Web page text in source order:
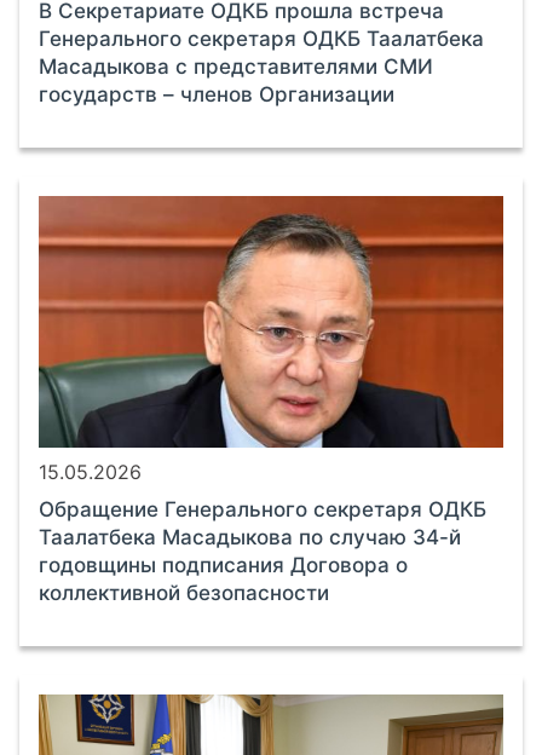
В Секретариате ОДКБ прошла встреча
Генерального секретаря ОДКБ Таалатбека
Масадыкова с представителями СМИ
государств – членов Организации
15.05.2026
Обращение Генерального секретаря ОДКБ
Таалатбека Масадыкова по случаю 34-й
годовщины подписания Договора о
коллективной безопасности